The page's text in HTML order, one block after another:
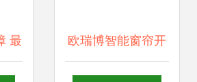
最 欧瑞博智能窗帘开